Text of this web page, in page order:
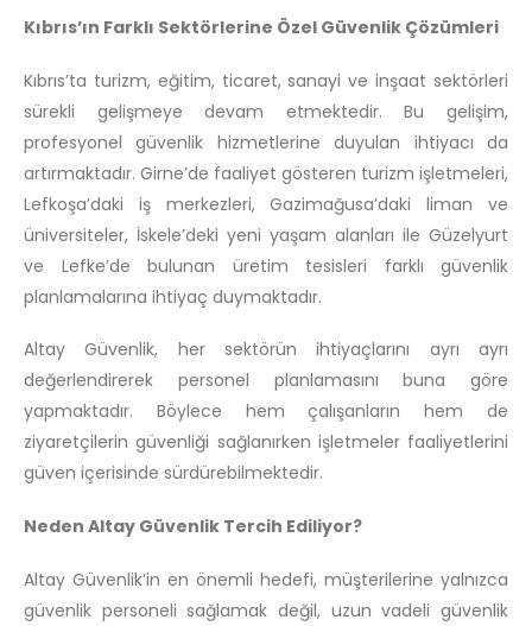
Kıbrıs’ın Farklı Sektörlerine Özel Güvenlik Çözümleri
Kıbrıs’ta turizm, eğitim, ticaret, sanayi ve inşaat sektörleri
sürekli gelişmeye devam etmektedir. Bu gelişim,
profesyonel güvenlik hizmetlerine duyulan ihtiyacı da
artırmaktadır. Girne’de faaliyet gösteren turizm işletmeleri,
Lefkoşa’daki iş merkezleri, Gazimağusa’daki liman ve
üniversiteler, İskele’deki yeni yaşam alanları ile Güzelyurt
ve Lefke’de bulunan üretim tesisleri farklı güvenlik
planlamalarına ihtiyaç duymaktadır.
Altay Güvenlik, her sektörün ihtiyaçlarını ayrı ayrı
değerlendirerek personel planlamasını buna göre
yapmaktadır. Böylece hem çalışanların hem de
ziyaretçilerin güvenliği sağlanırken işletmeler faaliyetlerini
güven içerisinde sürdürebilmektedir.
Neden Altay Güvenlik Tercih Ediliyor?
Altay Güvenlik’in en önemli hedefi, müşterilerine yalnızca
güvenlik personeli sağlamak değil, uzun vadeli güvenlik